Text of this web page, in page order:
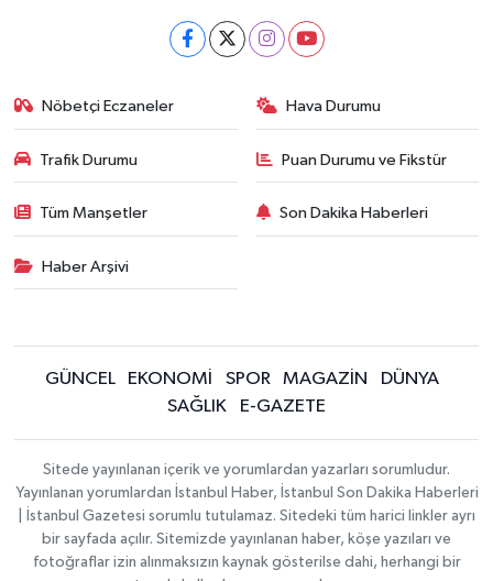
Nöbetçi Eczaneler Hava Durumu
Trafik Durumu Puan Durumu ve Fikstür
Tüm Manşetler Son Dakika Haberleri
Haber Arşivi
GÜNCEL EKONOMİ SPOR MAGAZİN
DÜNYA
SAĞLIK
E-GAZETE
Sitede yayınlanan içerik ve yorumlardan yazarları sorumludur.
Yayınlanan yorumlardan İstanbul Haber, İstanbul Son Dakika Haberleri
| İstanbul Gazetesi sorumlu tutulamaz. Sitedeki tüm harici linkler ayrı
bir sayfada açılır. Sitemizde yayınlanan haber, köşe yazıları ve
fotoğraflar izin alınmaksızın kaynak gösterilse dahi, herhangi bir